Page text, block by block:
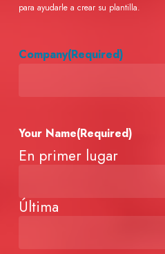
para ayudarle a crear su plantilla.
Company(Required)
Your Name(Required)
En primer lugar
Última